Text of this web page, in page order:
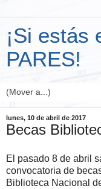
¡Si estás
PARES!
lunes, 10 de abril de 2017
Becas
El pasado 8 de abril
convocatoria de
Biblioteca Nacional